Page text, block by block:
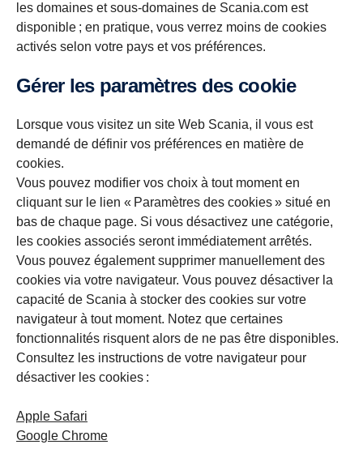
les domaines et sous-domaines de Scania.com est
disponible ; en pratique, vous verrez moins de cookies
activés selon votre pays et vos préférences.
Gérer les paramètres des cookie
Lorsque vous visitez un site Web Scania, il vous est
demandé de définir vos préférences en matière de
cookies.
Vous pouvez modifier vos choix à tout moment en
cliquant sur le lien « Paramètres des cookies » situé en
bas de chaque page. Si vous désactivez une catégorie,
les cookies associés seront immédiatement arrêtés.
Vous pouvez également supprimer manuellement des
cookies via votre navigateur. Vous pouvez désactiver la
capacité de Scania à stocker des cookies sur votre
navigateur à tout moment. Notez que certaines
fonctionnalités risquent alors de ne pas être disponibles.
Consultez les instructions de votre navigateur pour
désactiver les cookies :
Apple Safari
Google Chrome